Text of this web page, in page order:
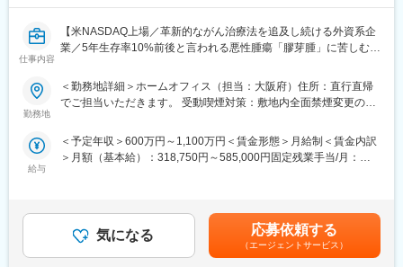
年に世界8番目の拠点としてスタートしましたが、引き続き需要が
高く、新たな事業展開も目指し、設備の更新も積極的に実施して
います。
■エリアを跨ぐ転勤なし：
初任地希望だけでなく、エリアを跨いでの転勤はないため、転勤
て、アサインを検討します。
会、自身の強みを活かしたPJ相談などが可能です。定期的な面談
を通じて、その時々に応じたプロジェクトを提示するなどフレキ
■明確な評価制度：
自身の成果や頑張りが客観的に評価され、年収に反映されます。
また、在籍年数が増えると永年勤続報奨金や四半期一時金などの
仕事内容
【米NASDAQ上場／革新的ながん治療法を追及し続ける外資系企
業／5年生存率10%前後と言われる悪性腫瘍「膠芽腫」に苦しむ患
＼MR経験が活かせます／
これまでMRの方に多く入社頂いており、がん領域の最先端治療機
器（非侵襲デバイス）を保有しており、抗がん剤で効果が得られ
■業務内容：
・大学病院などに所属する医師に対して、実際の症例をベースに
した適切な情報提供・適正使用の推進
勤務地
＜勤務地詳細＞ホームオフィス（担当：大阪府）住所：直行直帰
でご担当いただきます。 受動喫煙対策：敷地内全面禁煙変更の範
給与
＜予定年収＞600万円～1,100万円＜賃金形態＞月給制＜賃金内訳
＞月額（基本給）：318,750円～585,000円固定残業手当/月：
賞与実績:前年度実績（年間給与の15％）賃金はあくまでも目安の
金額であり、選考を通じて上下する可能性があります。月給(月額)
は固定手当を含めた表記です。
気になる 応募依頼する
（エージェントサービス）